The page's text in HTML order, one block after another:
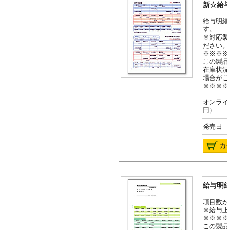
新☆給
給与明
す。
※対応
ださい
この製
在庫状
場合が
オン
円）
発売日
給与明
項目数
※給与
この製